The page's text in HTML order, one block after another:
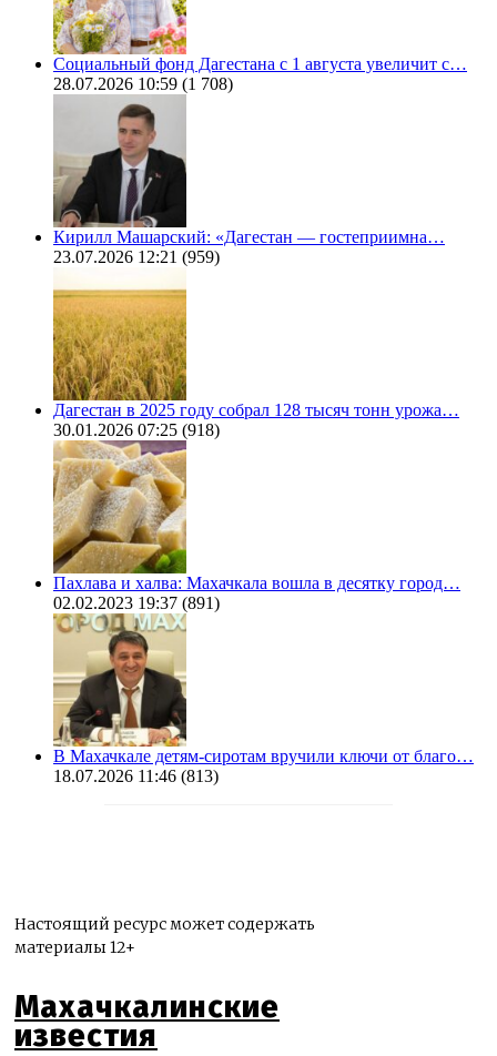
Социальный фонд Дагестана с 1 августа увеличит с…
28.07.2026 10:59 (1 708)
Кирилл Машарский: «Дагестан — гостеприимна…
23.07.2026 12:21 (959)
Дагестан в 2025 году собрал 128 тысяч тонн урожа…
30.01.2026 07:25 (918)
Пахлава и халва: Махачкала вошла в десятку город…
02.02.2023 19:37 (891)
В Махачкале детям-сиротам вручили ключи от благо…
18.07.2026 11:46 (813)
Настоящий ресурс может содержать
материалы 12+
Махачкалинские
известия